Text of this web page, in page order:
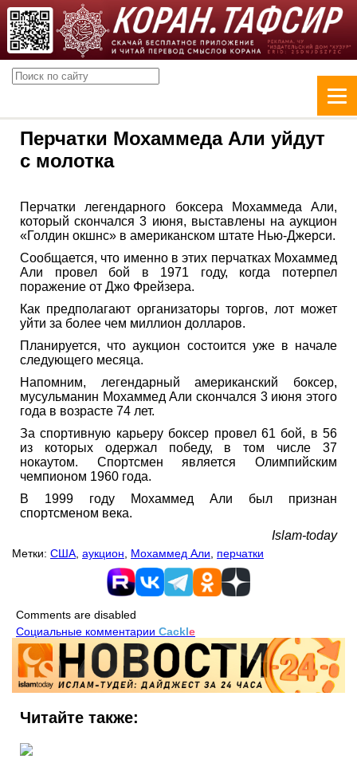
Перчатки Мохаммеда Али уйдут
с молотка
Перчатки легендарного боксера Мохаммеда Али,
который скончался 3 июня, выставлены на аукцион
«Голдин окшнс» в американском штате Нью-Джерси.
Сообщается, что именно в этих перчатках Мохаммед
Али провел бой в 1971 году, когда потерпел
поражение от Джо Фрейзера.
Как предполагают организаторы торгов, лот может
уйти за более чем миллион долларов.
Планируется, что аукцион состоится уже в начале
следующего месяца.
Напомним, легендарный американский боксер,
мусульманин Мохаммед Али скончался 3 июня этого
года в возрасте 74 лет.
За спортивную карьеру боксер провел 61 бой, в 56
из которых одержал победу, в том числе 37
нокаутом. Спортсмен является Олимпийским
чемпионом 1960 года.
В 1999 году Мохаммед Али был признан
спортсменом века.
Islam-today
Метки: США аукцион Мохаммед Али перчатки
Comments are disabled
Социальные комментарии Cackle
Читайте также: